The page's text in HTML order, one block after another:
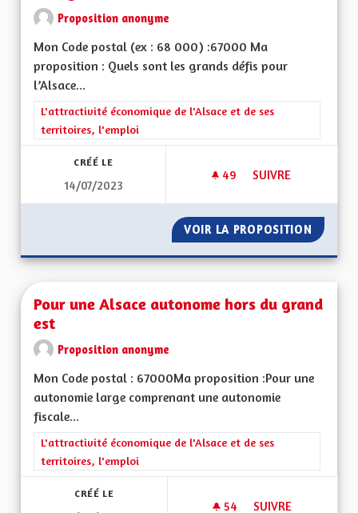
Proposition anonyme
Mon Code postal (ex : 68 000) :67000 Ma
proposition : Quels sont les grands défis pour
l’Alsace...
Filtrer les résultats de la catégorie : L'attractivité
L'attractivité économique de l'Alsace et de ses
territoires, l'emploi
CRÉÉ LE
14/07/2023
49 49 ABONNÉS
SUIVRE
VOIR LA PROPOSITION POUR
Pour une Alsace autonome hors du grand
est
Proposition anonyme
Mon Code postal : 67000Ma proposition :Pour une
autonomie large comprenant une autonomie
fiscale...
Filtrer les résultats de la catégorie : L'attractivité
L'attractivité économique de l'Alsace et de ses
territoires, l'emploi
CRÉÉ LE
54 54 ABONNÉS
SUIVRE